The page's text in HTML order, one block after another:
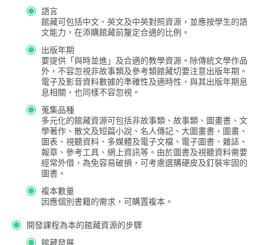
語言
館藏可包括中文、英文及中英對照資源，並應按學生的語
文能力，在添購館藏前釐定合適的比例。
出版年期
要提供「與時並進」及合適的教學資源。除傳統文學作品
外，不容忽視非故事類及參考類館藏切要注意出版年期。
電子及影音資料數據的準確性及適時性，與其出版年期息
息相關，也同樣不容忽視。
蒐集品種
多元化的館藏資源可包括非故事類、故事類、圖畫書、文
學著作、散文及短篇小說、名人傳記、大圖畫書，圖畫、
圖表、視聽資料、多媒體及電子文檔、電子圖書、雜誌、
報章、參考工具、網上資訊等。由於圖書及視聽資料需要
經常外借，為免容易破損，可考慮選購硬皮及釘裝牢固的
圖書。
複本數量
因應個別書籍的需求，可購置複本。
開發課程為本的館藏資源的步驟
館藏發展